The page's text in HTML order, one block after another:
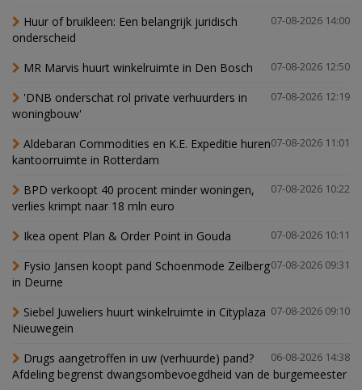
07-08-2026 14:00
Huur of bruikleen: Een belangrijk juridisch
onderscheid
07-08-2026 12:50
MR Marvis huurt winkelruimte in Den Bosch
07-08-2026 12:19
'DNB onderschat rol private verhuurders in
woningbouw'
07-08-2026 11:01
Aldebaran Commodities en K.E. Expeditie huren
kantoorruimte in Rotterdam
07-08-2026 10:22
BPD verkoopt 40 procent minder woningen,
verlies krimpt naar 18 mln euro
07-08-2026 10:11
Ikea opent Plan & Order Point in Gouda
07-08-2026 09:31
Fysio Jansen koopt pand Schoenmode Zeilberg
in Deurne
07-08-2026 09:10
Siebel Juweliers huurt winkelruimte in Cityplaza
Nieuwegein
06-08-2026 14:38
Drugs aangetroffen in uw (verhuurde) pand?
Afdeling begrenst dwangsombevoegdheid van de burgemeester